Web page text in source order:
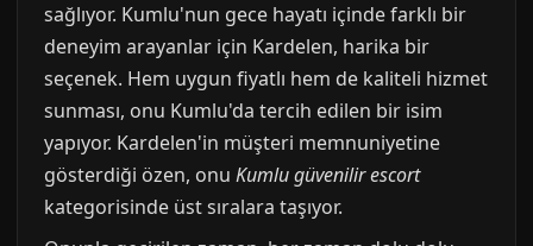
sağlıyor. Kumlu'nun gece hayatı içinde farklı bir
deneyim arayanlar için Kardelen, harika bir
seçenek. Hem uygun fiyatlı hem de kaliteli hizmet
sunması, onu Kumlu'da tercih edilen bir isim
yapıyor. Kardelen'in müşteri memnuniyetine
gösterdiği özen, onu Kumlu güvenilir escort
kategorisinde üst sıralara taşıyor.